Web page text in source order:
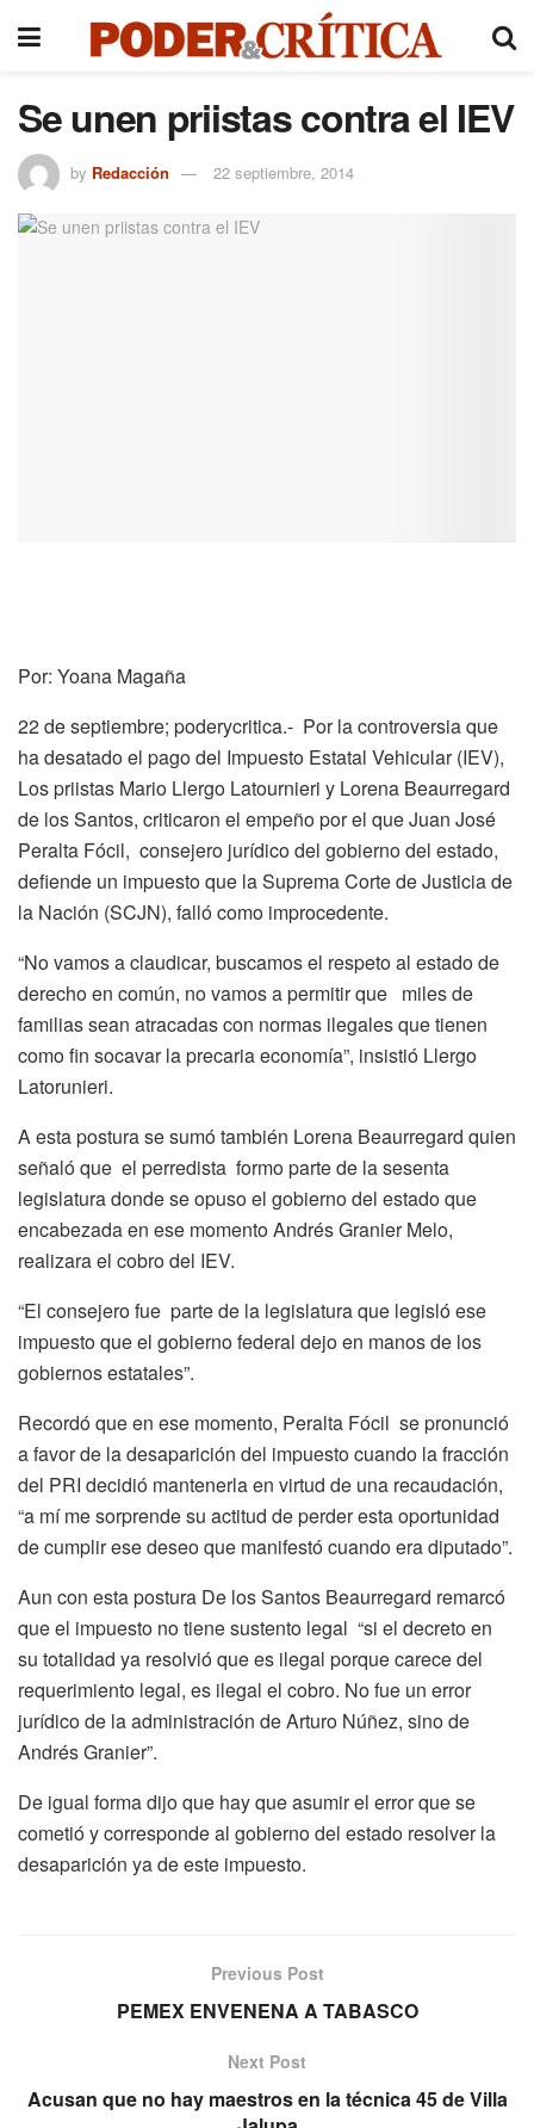
Se unen priistas contra el IEV
by Redacción 22 septiembre, 2014
Por: Yoana Magaña
22 de septiembre; poderycritica.- Por la controversia que
ha desatado el pago del Impuesto Estatal Vehicular (IEV),
Los priistas Mario Llergo Latournieri y Lorena Beaurregard
de los Santos, criticaron el empeño por el que Juan José
Peralta Fócil, consejero jurídico del gobierno del estado,
defiende un impuesto que la Suprema Corte de Justicia de
la Nación (SCJN), falló como improcedente.
“No vamos a claudicar, buscamos el respeto al estado de
derecho en común, no vamos a permitir que miles de
familias sean atracadas con normas ilegales que tienen
como fin socavar la precaria economía”, insistió Llergo
Latorunieri.
A esta postura se sumó también Lorena Beaurregard quien
señaló que el perredista formo parte de la sesenta
legislatura donde se opuso el gobierno del estado que
encabezada en ese momento Andrés Granier Melo,
realizara el cobro del IEV.
“El consejero fue parte de la legislatura que legisló ese
impuesto que el gobierno federal dejo en manos de los
gobiernos estatales”.
Recordó que en ese momento, Peralta Fócil se pronunció
a favor de la desaparición del impuesto cuando la fracción
del PRI decidió mantenerla en virtud de una recaudación,
“a mí me sorprende su actitud de perder esta oportunidad
de cumplir ese deseo que manifestó cuando era diputado”.
Aun con esta postura De los Santos Beaurregard remarcó
que el impuesto no tiene sustento legal “si el decreto en
su totalidad ya resolvió que es ilegal porque carece del
requerimiento legal, es ilegal el cobro. No fue un error
jurídico de la administración de Arturo Núñez, sino de
Andrés Granier”.
De igual forma dijo que hay que asumir el error que se
cometió y corresponde al gobierno del estado resolver la
desaparición ya de este impuesto.
Previous Post
PEMEX ENVENENA A TABASCO
Next Post
Acusan que no hay maestros en la técnica 45 de Villa